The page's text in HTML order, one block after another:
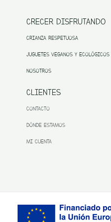
CRECER DISFRUTANDO
CRIANZA RESPETUOSA
JUGUETES VEGANOS Y ECOLÓGICOS
NOSOTROS
CLIENTES
CONTACTO
DÓNDE ESTAMOS
MI CUENTA